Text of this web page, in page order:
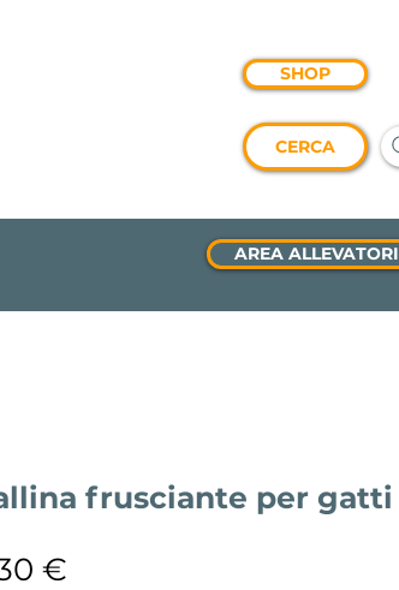
SHOP
CERCA
AREA ALLEVATORI
frusciante per gatti
€